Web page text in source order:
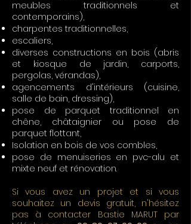
meubles traditionnels et
contemporains),
charpentes traditionnelles,
escaliers,
diverses constructions en bois (abris
et kiosque de jardin, carports,
pergolas, vérandas),
agencements d'intérieurs (cuisine,
salle de bain, dressing),
pose de parquet traditionnel en
chêne, châtaignier ou pose de
parquet flottant,
Isolation en bois de vos combles,
pose de menuiseries en pvc-alu et
mixte neuf et rénovation.
Si vous avez un projet et si vous
souhaitez un devis gratuit, n'hésitez
pas à contacter Bastie MARUT par